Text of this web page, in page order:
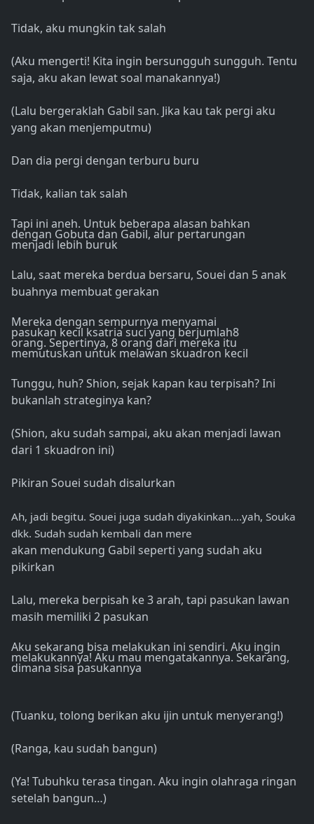
Tidak, aku mungkin tak salah
(Aku mengerti! Kita ingin bersungguh sungguh. Tentu
saja, aku akan lewat soal manakannya!)
(Lalu bergeraklah Gabil san. Jika kau tak pergi aku
yang akan menjemputmu)
Dan dia pergi dengan terburu buru
Tidak, kalian tak salah
Tapi ini aneh. Untuk beberapa alasan bahkan
dengan Gobuta dan Gabil, alur pertarungan
menjadi lebih buruk
Lalu, saat mereka berdua bersaru, Souei dan 5 anak
buahnya membuat gerakan
Mereka dengan sempurnya menyamai
pasukan kecil ksatria suci yang berjumlah8
orang. Sepertinya, 8 orang dari mereka itu
memutuskan untuk melawan skuadron kecil
Tunggu, huh? Shion, sejak kapan kau terpisah? Ini
bukanlah strateginya kan?
(Shion, aku sudah sampai, aku akan menjadi lawan
dari 1 skuadron ini)
Pikiran Souei sudah disalurkan
Ah, jadi begitu. Souei juga sudah diyakinkan….yah, Souka
dkk. Sudah sudah kembali dan mere
akan mendukung Gabil seperti yang sudah aku
pikirkan
Lalu, mereka berpisah ke 3 arah, tapi pasukan lawan
masih memiliki 2 pasukan
Aku sekarang bisa melakukan ini sendiri. Aku ingin
melakukannya! Aku mau mengatakannya. Sekarang,
dimana sisa pasukannya
(Tuanku, tolong berikan aku ijin untuk menyerang!)
(Ranga, kau sudah bangun)
(Ya! Tubuhku terasa tingan. Aku ingin olahraga ringan
setelah bangun…)